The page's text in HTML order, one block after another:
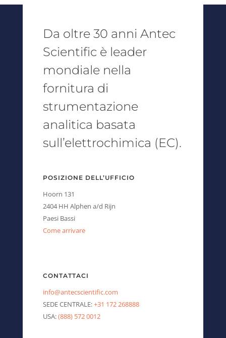
Da oltre 30 anni Antec
Scientific è leader
mondiale nella
fornitura di
strumentazione
analitica basata
sull’elettrochimica (EC).
POSIZIONE DELL’UFFICIO
Hoorn 131
2404 HH Alphen a/d Rijn
Paesi Bassi
Come arrivare
CONTATTACI
info@antecscientific.com
SEDE CENTRALE:+31 172 268888
USA:(888) 572 0012